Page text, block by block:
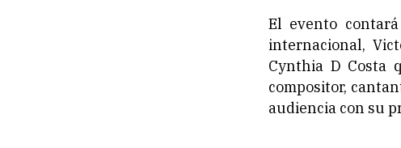
El evento
internacional,
Cynthia D Costa
compositor,
audiencia con su